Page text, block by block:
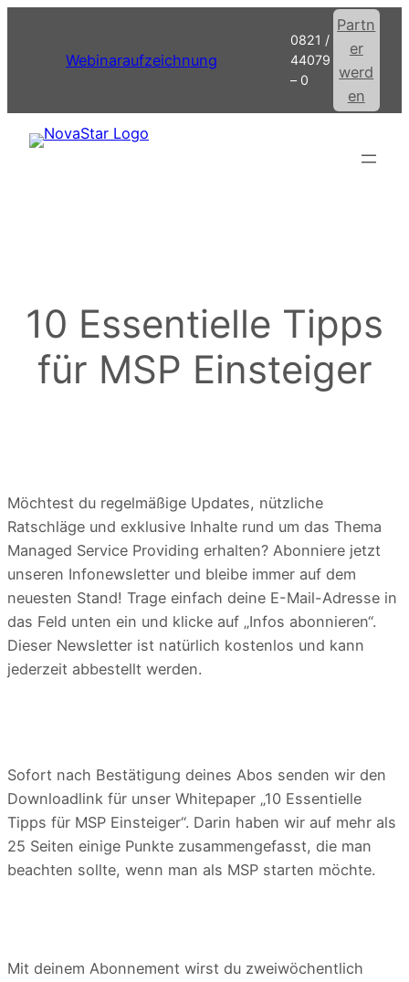
springenWebinaraufzeichnung
0821 /
44079
– 0
Partn
er
werd
en
10 Essentielle Tipps
für MSP Einsteiger
Möchtest du regelmäßige Updates, nützliche
Ratschläge und exklusive Inhalte rund um das Thema
Managed Service Providing erhalten? Abonniere jetzt
unseren Infonewsletter und bleibe immer auf dem
neuesten Stand! Trage einfach deine E-Mail-Adresse in
das Feld unten ein und klicke auf „Infos abonnieren“.
Dieser Newsletter ist natürlich kostenlos und kann
jederzeit abbestellt werden.
Sofort nach Bestätigung deines Abos senden wir den
Downloadlink für unser Whitepaper „10 Essentielle
Tipps für MSP Einsteiger“. Darin haben wir auf mehr als
25 Seiten einige Punkte zusammengefasst, die man
beachten sollte, wenn man als MSP starten möchte.
Mit deinem Abonnement wirst du zweiwöchentlich